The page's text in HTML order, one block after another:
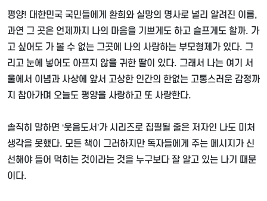
평양! 대한민국 국민들에게 환희와 실망의 명사로 널리 알려진 이름,
과연 그 곳은 언제까지 나의 마음을 기쁘게도 하고 슬프게도 할까. 가
고 싶어도 가 볼 수 없는 그곳에 나의 사랑하는 부모형제가 있다. 그
리고 눈에 넣어도 아프지 않을 귀한 딸이 있다. 그래서 나는 여기 서
울에서 이념과 사상에 앞서 고상한 인간의 한없는 고통스러운 감정까
지 참아가며 오늘도 평양을 사랑하고 또 사랑한다.
솔직히 말하면 ‘웃음도서’가 시리즈로 집필될 줄은 저자인 나도 미처
생각을 못했다. 모든 책이 그러하지만 독자들에게 주는 메시지가 신
선해야 들어 먹히는 것이라는 것을 누구보다 잘 알고 있는 나기 때문
이다.